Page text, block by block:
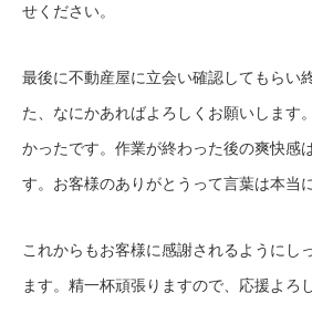
せください。
最後に不動産屋に立会い確認してもらい
た、なにかあればよろしくお願いします
かったです。作業が終わった後の爽快感
す。お客様のありがとうって言葉は本当
これからもお客様に感謝されるようにし
ます。精一杯頑張りますので、応援よろ